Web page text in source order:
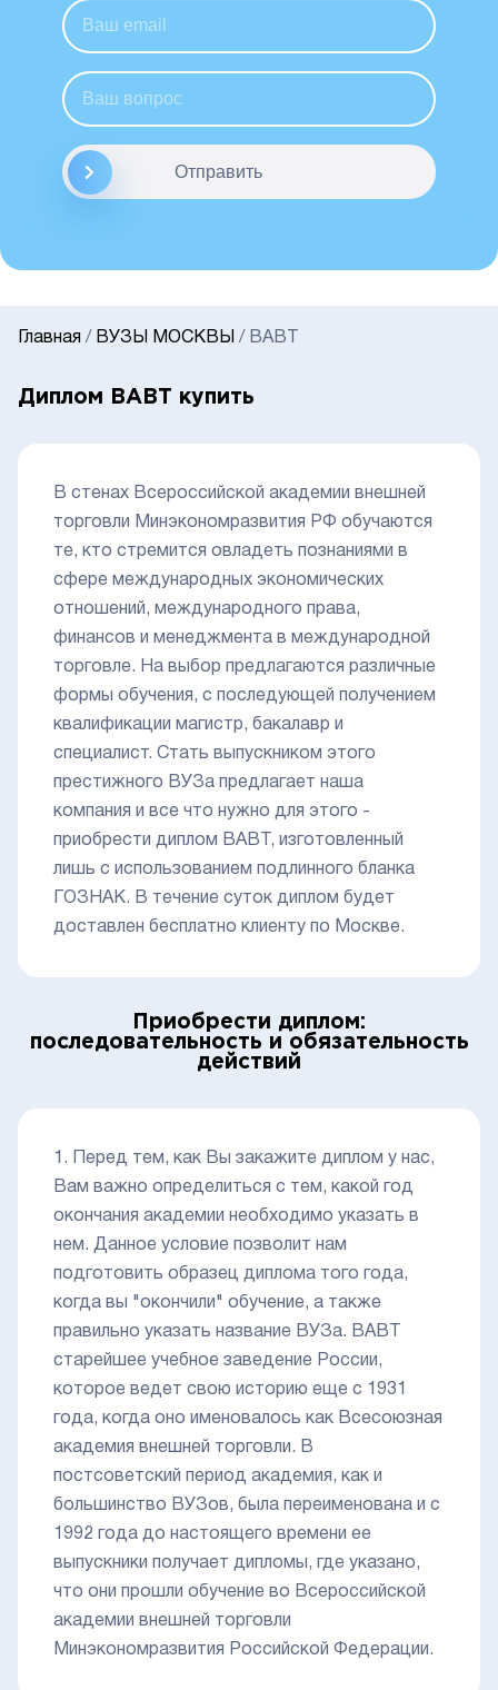
Отправить
Главная / ВУЗЫ МОСКВЫ / ВАВТ
Диплом ВАВТ купить
В стенах Всероссийской академии внешней
торговли Минэкономразвития РФ обучаются
те, кто стремится овладеть познаниями в
сфере международных экономических
отношений, международного права,
финансов и менеджмента в международной
торговле. На выбор предлагаются различные
формы обучения, с последующей получением
квалификации магистр, бакалавр и
специалист. Стать выпускником этого
престижного ВУЗа предлагает наша
компания и все что нужно для этого -
приобрести диплом ВАВТ, изготовленный
лишь с использованием подлинного бланка
ГОЗНАК. В течение суток диплом будет
доставлен бесплатно клиенту по Москве.
Приобрести диплом:
последовательность и обязательность
действий
1. Перед тем, как Вы закажите диплом у нас,
Вам важно определиться с тем, какой год
окончания академии необходимо указать в
нем. Данное условие позволит нам
подготовить образец диплома того года,
когда вы "окончили" обучение, а также
правильно указать название ВУЗа. ВАВТ
старейшее учебное заведение России,
которое ведет свою историю еще с 1931
года, когда оно именовалось как Всесоюзная
академия внешней торговли. В
постсоветский период академия, как и
большинство ВУЗов, была переименована и с
1992 года до настоящего времени ее
выпускники получает дипломы, где указано,
что они прошли обучение во Всероссийской
академии внешней торговли
Минэкономразвития Российской Федерации.